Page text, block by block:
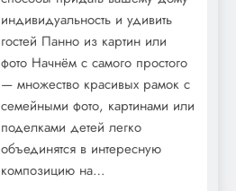
индивидуальность и удивить
гостей Панно из картин или
фото Начнём с самого простого
— множество красивых рамок с
семейными фото, картинами или
поделками детей легко
объединятся в интересную
композицию на…